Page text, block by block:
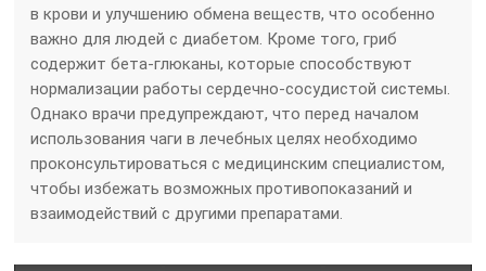
в крови и улучшению обмена веществ, что особенно
важно для людей с диабетом. Кроме того, гриб
содержит бета-глюканы, которые способствуют
нормализации работы сердечно-сосудистой системы.
Однако врачи предупреждают, что перед началом
использования чаги в лечебных целях необходимо
проконсультироваться с медицинским специалистом,
чтобы избежать возможных противопоказаний и
взаимодействий с другими препаратами.